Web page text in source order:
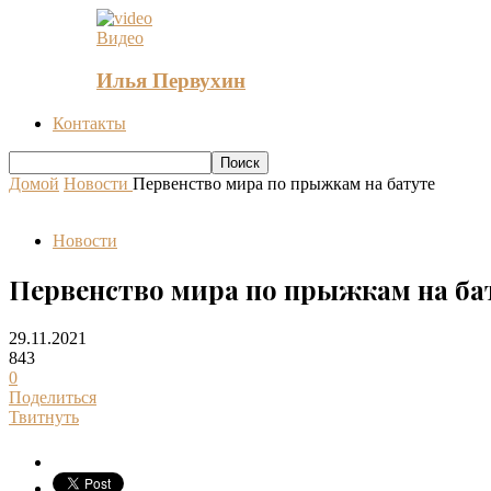
Видео
Илья Первухин
Контакты
Домой Новости Первенство мира по прыжкам на батуте
Новости
Первенство мира по прыжкам на
29.11.2021
843
0
Поделиться
Твитнуть